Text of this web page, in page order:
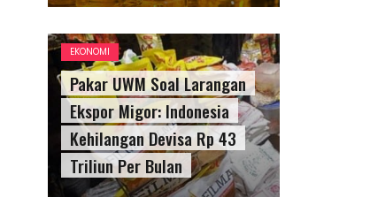
EKONOMI
Pakar UWM Soal Larangan
Ekspor Migor: Indonesia
Kehilangan Devisa Rp 43
Triliun Per Bulan